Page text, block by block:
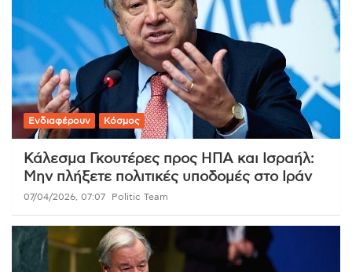
Ενδιαφέρουν Κόσμος
Κάλεσμα Γκουτέρες προς ΗΠΑ και Ισραήλ:
Μην πλήξετε πολιτικές υποδομές στο Ιράν
07/04/2026, 07:07 Politic Team